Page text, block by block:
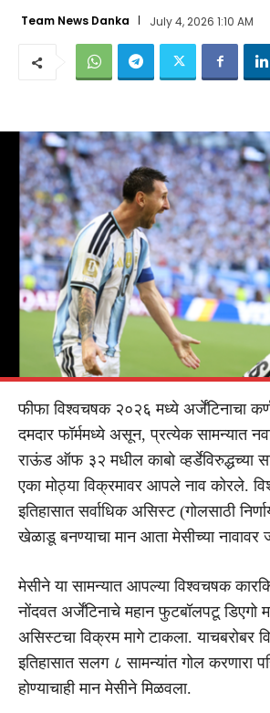
Team News Danka July 4, 2026 1:10 AM
फीफा विश्वचषक २०२६ मध्ये अर्जेंटिनाचा
दमदार फॉर्ममध्ये असून, प्रत्येक सामन्यात
राऊंड ऑफ ३२ मधील काबो व्हर्डेविरुद्धच्या
एका मोठ्या विक्रमावर आपले नाव कोरले.
इतिहासात सर्वाधिक असिस्ट (गोलसाठी
खेळाडू बनण्याचा मान आता मेसीच्या
मेसीने या सामन्यात आपल्या विश्वचषक
नोंदवत अर्जेंटिनाचे महान फुटबॉलपटू डिएगो
असिस्टचा विक्रम मागे टाकला. याचबरोबर
इतिहासात सलग ८ सामन्यांत गोल करणारा
होण्याचाही मान मेसीने मिळवला.